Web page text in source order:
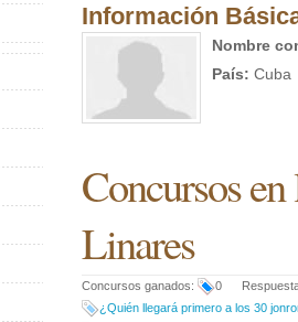
Información
Nombre
País: Cuba
Concursos
Linares
Concursos ganados: 0
¿Quién llegará primero a los 30